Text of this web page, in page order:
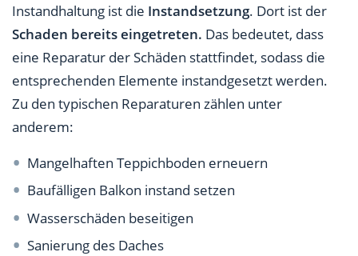
Instandhaltung ist die Instandsetzung. Dort ist der
Schaden bereits eingetreten. Das bedeutet, dass
eine Reparatur der Schäden stattfindet, sodass die
entsprechenden Elemente instandgesetzt werden.
Zu den typischen Reparaturen zählen unter
anderem:
Mangelhaften Teppichboden erneuern
Baufälligen Balkon instand setzen
Wasserschäden beseitigen
Sanierung des Daches